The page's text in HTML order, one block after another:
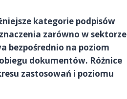
kategorie podpisów
zarówno w sektorze
bezpośrednio na poziom
dokumentów. Różnice
zastosowań i poziomu